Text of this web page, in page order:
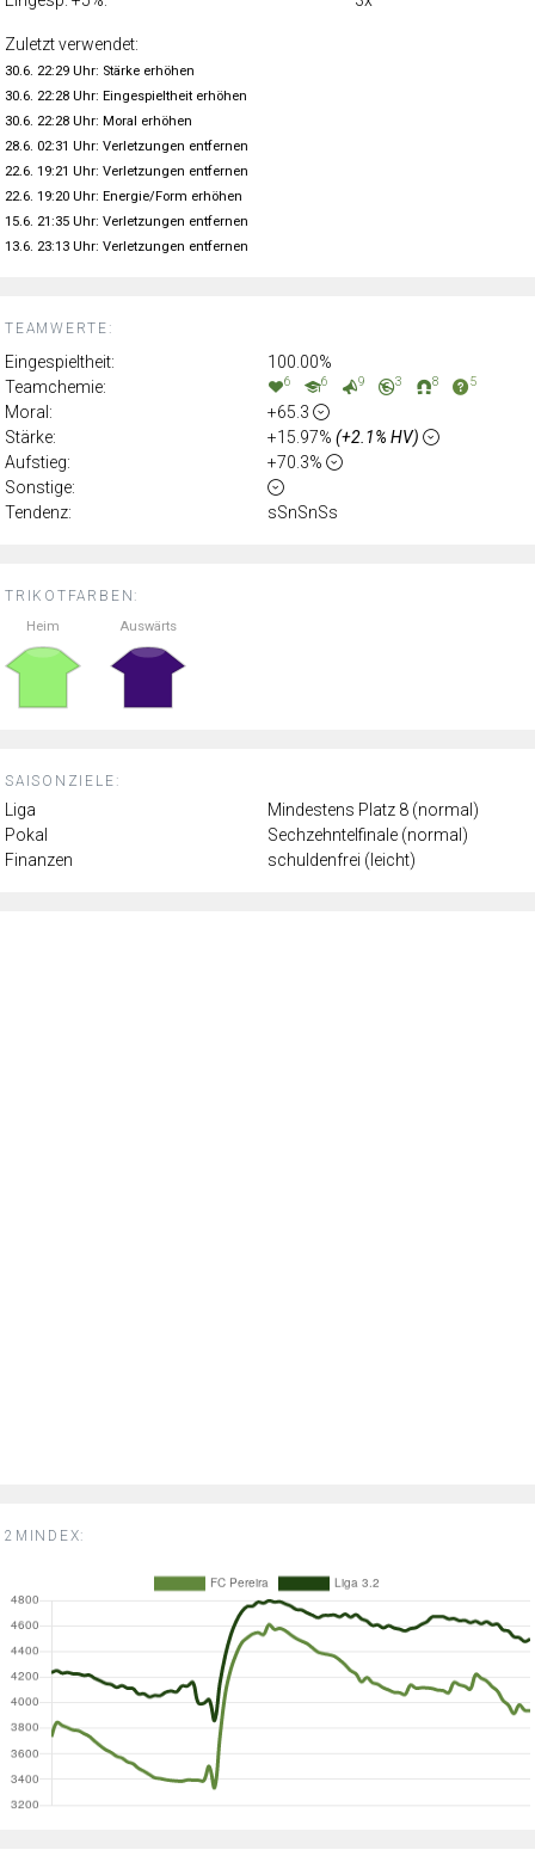
TRIKOTFARBEN:
Heim Auswärts
SAISONZIELE:
Liga
Mindestens Platz 8 (normal)
Pokal
Sechzehntelfinale (normal)
Finanzen
schuldenfrei (leicht)
2MINDEX:
TEAMWERTE:
Eingespieltheit:
100.00%
Teamchemie:
6 6 9 3 8 5
Moral:
+65.3
Stärke:
+15.97% (+2.1% HV)
Aufstieg:
+70.3%
Sonstige:
Tendenz:
sSnSnSs
Zuletzt verwendet:
30.6. 22:29 Uhr: Stärke erhöhen
30.6. 22:28 Uhr: Eingespieltheit erhöhen
30.6. 22:28 Uhr: Moral erhöhen
28.6. 02:31 Uhr: Verletzungen entfernen
22.6. 19:21 Uhr: Verletzungen entfernen
22.6. 19:20 Uhr: Energie/Form erhöhen
15.6. 21:35 Uhr: Verletzungen entfernen
13.6. 23:13 Uhr: Verletzungen entfernen